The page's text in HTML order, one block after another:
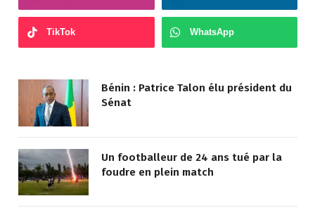
TikTok WhatsApp
Bénin : Patrice Talon élu président du
Sénat
Un footballeur de 24 ans tué par la
foudre en plein match